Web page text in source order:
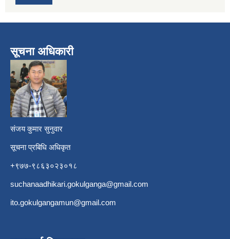
सूचना अधिकारी
संजय कुमार सुनुवार
सूचना प्रबिधि अधिकृत
+९७७-९८६३०२३०१८
suchanaadhikari.gokulganga@gmail.com
ito.gokulgangamun@gmail.com